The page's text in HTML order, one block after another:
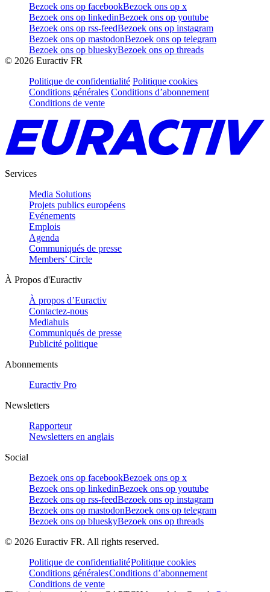
Bezoek ons op facebookBezoek ons op x
Bezoek ons op linkedinBezoek ons op youtube
Bezoek ons op rss-feedBezoek ons op instagram
Bezoek ons op mastodonBezoek ons op telegram
Bezoek ons op blueskyBezoek ons op threads
© 2026 Euractiv FR
Politique de confidentialité Politique cookies
Conditions générales Conditions d’abonnement
Conditions de vente
Services
Media Solutions
Projets publics européens
Evénements
Emplois
Agenda
Communiqués de presse
Members’ Circle
À Propos d'Euractiv
À propos d’Euractiv
Contactez-nous
Mediahuis
Communiqués de presse
Publicité politique
Abonnements
Euractiv Pro
Newsletters
Rapporteur
Newsletters en anglais
Social
Bezoek ons op facebookBezoek ons op x
Bezoek ons op linkedinBezoek ons op youtube
Bezoek ons op rss-feedBezoek ons op instagram
Bezoek ons op mastodonBezoek ons op telegram
Bezoek ons op blueskyBezoek ons op threads
© 2026 Euractiv FR. All rights reserved.
Politique de confidentialitéPolitique cookies
Conditions généralesConditions d’abonnement
Conditions de vente